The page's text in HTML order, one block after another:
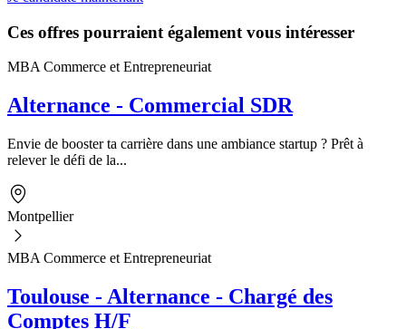
Ces offres pourraient également vous intéresser
MBA Commerce et Entrepreneuriat
Alternance - Commercial SDR
Envie de booster ta carrière dans une ambiance startup ? Prêt à
relever le défi de la...
Montpellier
MBA Commerce et Entrepreneuriat
Toulouse - Alternance - Chargé des
Comptes H/F